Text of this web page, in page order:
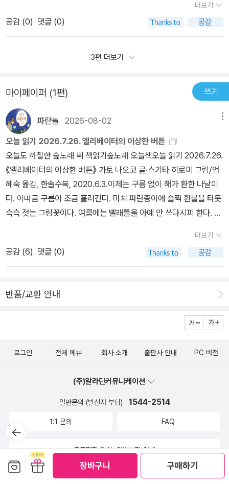
장바구니 구매하기
화 속 인물을 브랜드로 삼은 경우가 있다는데 가장 대표적인 것이 자
양 강장제 음료 '박카스'래요. 포도와 술, 축제의 신 디오뉘소스의 또
다른 이름인 '바쿠스'에서 온 거래요.​​또 브랜드 로고 이야기인데, 메두
베르사체는 왜 그런 무시무시한 여인 메두사의 얼굴을 자기 브랜드의
간, 마치 메두사의 눈과 마주친 것처럼 곧바로 매료되어 돌처럼 굳어
졌으면 하는 소망이 담긴 것이 아닐까요? 패션 브랜드 로고 속 메두
사는 멋있을지 몰라도 여신 메두사는 불쌍하네요.저만 몰랐었나요?
원래 메두사는 매우 아름다운 여신이었대요.여기서 생각해보세요. 메
두사가 아테나 여신에게 받은 벌은 너무 가혹한 게 아닐까요?메두사
의 입장이 되어보면 더 불쌍하네요. 사랑하는 가족을 만날 수도 없고,
그 누구와도 얼굴을 맞대로 대화를 나눌 수도 없을 뿐더러 모든 사람
이 피하는 대상이 되고 말았으니까요.​​수많은 브랜드 로고 외에도 일
년 열두 달 명칭 그리고 별자리 이야기 속 그리스 로마 신화 빼놓을 수
있는 이름을 붙었고, 9월부터 12월까지는 숫자를 붙인 이름이에요. 1
월은 야누스, 2월은 페브루아, 3월은 마르스, 4월은 아프로디테, 5월
은 마이아, 6월은 유노, 7월은 율리어스 카이사르, 8월은 아우구스투
성들도 모두 그리스 로마 신화의 인물들에서 이름을 가져왔어요.특히
라클레스와 관련이 있네요. 신화의 내용을 연결시켜 나의 성격, 행동,
작해서 흥미롭다로 끝나는 것 같네요. ㅎ서울대 김헌 교수가 들려주
이 다 함께 읽어보세요. ^^​신화는 인간의 본성, 인간의 욕망을 보여주
더 잘 이애할 수 있는 길을 찾을 수 있을 겁니다.
다양한 경험을 그리스 신화로 대신하며스스로 응원을 할 수도 있고
반성을 하기도 하고또 새로운 목표를 새우기도 할 수 있을 만큼다양
한 방향으로 느낄 수 있는 부분들이 많이 때문이다<인간의 욕심은 끝
이 없고 똑같은 실수를 반복한다>신화의 숲은 그리스 신화 각각의 이
자 하는 메시지 전달을 핵심으로 잘 파악할 수 있다그리스 신화가 현
재까지 뻗어 나온 이야기는 다양해서그리스 신화를 알게 되면 은하수
나 월계수잎, 포도주까지 이야기의 탄생을 알 수 있는데 <신화의 숲>
에서 일 년 열두 들 명칭의 유래 등우리에게 지금까지도 남아있는 여
러 유래를 그리스 신화와 연계해서 설명해주는 부분들이 좋다 '이 리
뷰는 컬처블룸을 통해 출판사에서 도서를 제공 받아, 직접 읽고 작성
한 리뷰입니다.'[출처] [긴급!] '신화의 숲/포레스트북스' 도서 서평단
모집 (발표일: 5/23) (컬처블룸★체험,리뷰,라이프,건강,맛집,뷰티,
도서,영화,공연전시) | 작성자 키라
더보기
공감 (0) 댓글 (0)
3편 더보기
마이페이퍼 (1편) 쓰기
파란놀 2026-08-02
오늘 읽기 2026.7.26. 엘리베이터의 이상한 버튼
오늘도 까칠한 숲노래 씨 책읽기숲노래 오늘책오늘 읽기 2026.7.26.
《엘리베이터의 이상한 버튼》 가토 나오코 글·스기타 히로미 그림/엄
혜숙 옮김, 한솔수북, 2020.6.3.이제는 구름 없이 해가 환한 나날이
다. 이따금 구름이 조금 흘러간다. 마치 파란종이에 슬쩍 흰물을 타듯
슥슥 젓는 그림꽃이다. 여름에는 빨래틀을 아예 안 쓰다시피 한다. 씻
이 있으면 그때그때 하면서 손과 낯과 목을 새삼스레 씻는다. 낮나절
에 우리 책숲으로 가서 책살림을 추스른다. 한참 땀을 빼고서 집으로
온다. 저녁에는 〈쇼생크 탈출 The Shawshank Redemption(199
읽었다. 아무리 아이들이 서울에서 나고자라느라 들숲메바다를 잊는
듯싶더라도, 나무 한 그루가 마을 한켠에 있으면 이내 푸른빛을 되살
릴 수 있다. 배움나무(학교나무)는 가지치기를 안 해야 맞고, 길나무
나무라는 숨결대로 자라는” 터전으로 거듭날 노릇이다. 나무나 풀은
려서 푸나무를 살리지 못 한다. 오직 빗물과 이슬이 들숲메를 북돋우
고 살찌운다. 사람은 들숲메바다에 안겨서 언제나 사랑이라는 숨빛을
숲을 등지기에 사람빛을 잃고서 바랜다.#加藤直子 #杉田比呂美
#エレベ-タ-のふしぎなボタン (2018년)ㅍㄹㄴ글 : 숲노래·파란
놀(최종규). 낱말책과 노래를 쓴다. 숲을 품은 시골에서 산다. 살림을
짓는 하루를 가꾼다. 《푸른말로 글빛노래 시 따라쓰기》, 《열두 달 소
더보기
공감 (6) 댓글 (0)
반품/교환 안내
뒤로가
기
로그인 전체 메뉴 회사 소개 출판사 안내 PC 버전
(주)알라딘커뮤니케이션
일반문의 (발신자 부담) 1544-2514
1:1 문의 FAQ
중고매장 위치, 영업시간 안내